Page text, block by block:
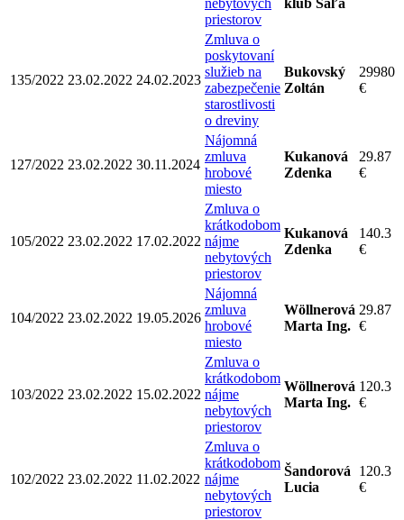
priestorov
135/2022 23.02.2022 24.02.2023
Zmluva o
poskytovaní
služieb na
zabezpečenie
starostlivosti
o dreviny
Bukovský
Zoltán
29980
€
127/2022 23.02.2022 30.11.2024
Nájomná
zmluva
hrobové
miesto
Kukanová
Zdenka
29.87
€
105/2022 23.02.2022 17.02.2022
Zmluva o
krátkodobom
nájme
nebytových
priestorov
Kukanová
Zdenka
140.3
€
104/2022 23.02.2022 19.05.2026
Nájomná
zmluva
hrobové
miesto
Wöllnerová
Marta Ing.
29.87
€
103/2022 23.02.2022 15.02.2022
Zmluva o
krátkodobom
nájme
nebytových
priestorov
Wöllnerová
Marta Ing.
120.3
€
102/2022 23.02.2022 11.02.2022
Zmluva o
krátkodobom
nájme
nebytových
priestorov
Šandorová
Lucia
120.3
€